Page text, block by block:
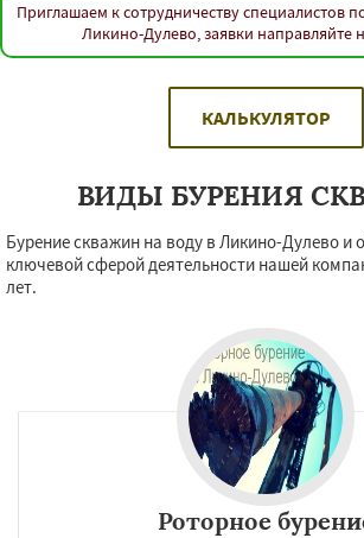
Приглашаем к сотрудничеству специалистов
Ликино-Дулево, заявки направляйте
КАЛЬКУЛЯТОР
ВИДЫ БУРЕНИЯ
Бурение скважин на воду в Ликино-Дулево и
ключевой сферой деятельности нашей
лет.
Роторное